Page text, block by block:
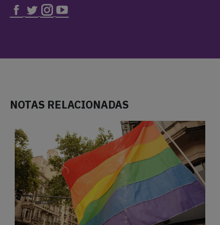
NOTAS RELACIONADAS